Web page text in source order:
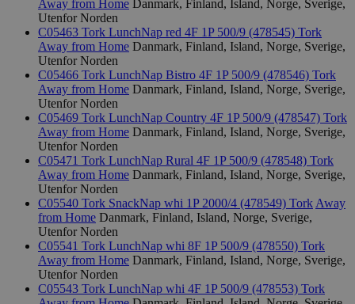
Away from Home Danmark, Finland, Island, Norge, Sverige,
Utenfor Norden
C05463 Tork LunchNap red 4F 1P 500/9 (478545) Tork
Away from Home Danmark, Finland, Island, Norge, Sverige,
Utenfor Norden
C05466 Tork LunchNap Bistro 4F 1P 500/9 (478546) Tork
Away from Home Danmark, Finland, Island, Norge, Sverige,
Utenfor Norden
C05469 Tork LunchNap Country 4F 1P 500/9 (478547) Tork
Away from Home Danmark, Finland, Island, Norge, Sverige,
Utenfor Norden
C05471 Tork LunchNap Rural 4F 1P 500/9 (478548) Tork
Away from Home Danmark, Finland, Island, Norge, Sverige,
Utenfor Norden
C05540 Tork SnackNap whi 1P 2000/4 (478549) Tork Away
from Home Danmark, Finland, Island, Norge, Sverige,
Utenfor Norden
C05541 Tork LunchNap whi 8F 1P 500/9 (478550) Tork
Away from Home Danmark, Finland, Island, Norge, Sverige,
Utenfor Norden
C05543 Tork LunchNap whi 4F 1P 500/9 (478553) Tork